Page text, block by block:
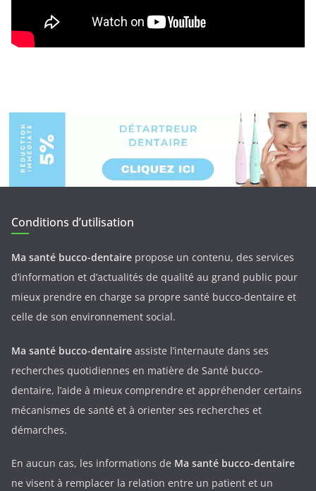
Conditions d’utilisation
Ma santé bucco-dentaire propose un contenu, des services
d’information et d’actualités de qualité au grand public pour
mieux prendre en charge sa propre santé bucco-dentaire et
celle de son environnement social.
Ma santé bucco-dentaire assiste l’internaute dans ses
recherches quotidiennes en matière de Santé bucco-
dentaire, l’aide à mieux comprendre et appréhender certains
mécanismes de santé et à orienter ses recherches et
démarches.
En aucun cas, les informations de Ma santé bucco-dentaire
ne visent à remplacer la relation entre un patient et un